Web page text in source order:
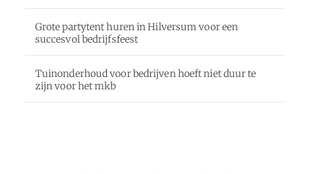
Grote partytent huren in Hilversum voor een
succesvol bedrijfsfeest
Tuinonderhoud voor bedrijven hoeft niet duur te
zijn voor het mkb